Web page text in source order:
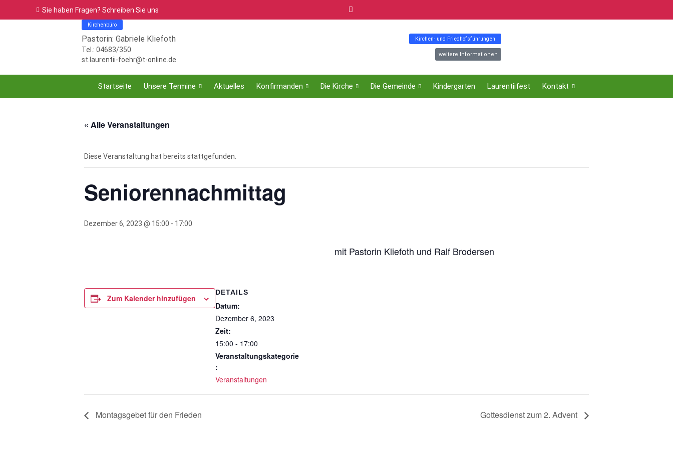
Sie haben Fragen? Schreiben Sie uns
Kirchenbüro
Pastorin: Gabriele Kliefoth
Tel.: 04683/350
st.laurentii-foehr@t-online.de
Kirchen- und Friedhofsführungen
weitere Informationen
Startseite Unsere Termine Aktuelles Konfirmanden Die Kirche Die Gemeinde Kindergarten Laurentiifest Kontakt
« Alle Veranstaltungen
Diese Veranstaltung hat bereits stattgefunden.
Seniorennachmittag
Dezember 6, 2023 @ 15:00 - 17:00
mit Pastorin Kliefoth und Ralf Brodersen
Zum Kalender hinzufügen
DETAILS
Datum:
Dezember 6, 2023
Zeit:
15:00 - 17:00
Veranstaltungskategorie
:
Veranstaltungen
Montagsgebet für den Frieden Gottesdienst zum 2. Advent